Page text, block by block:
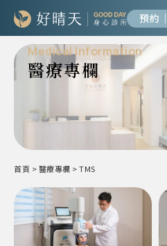
預約
Medical Information
醫療專欄
首頁 >醫療專欄 >TMS